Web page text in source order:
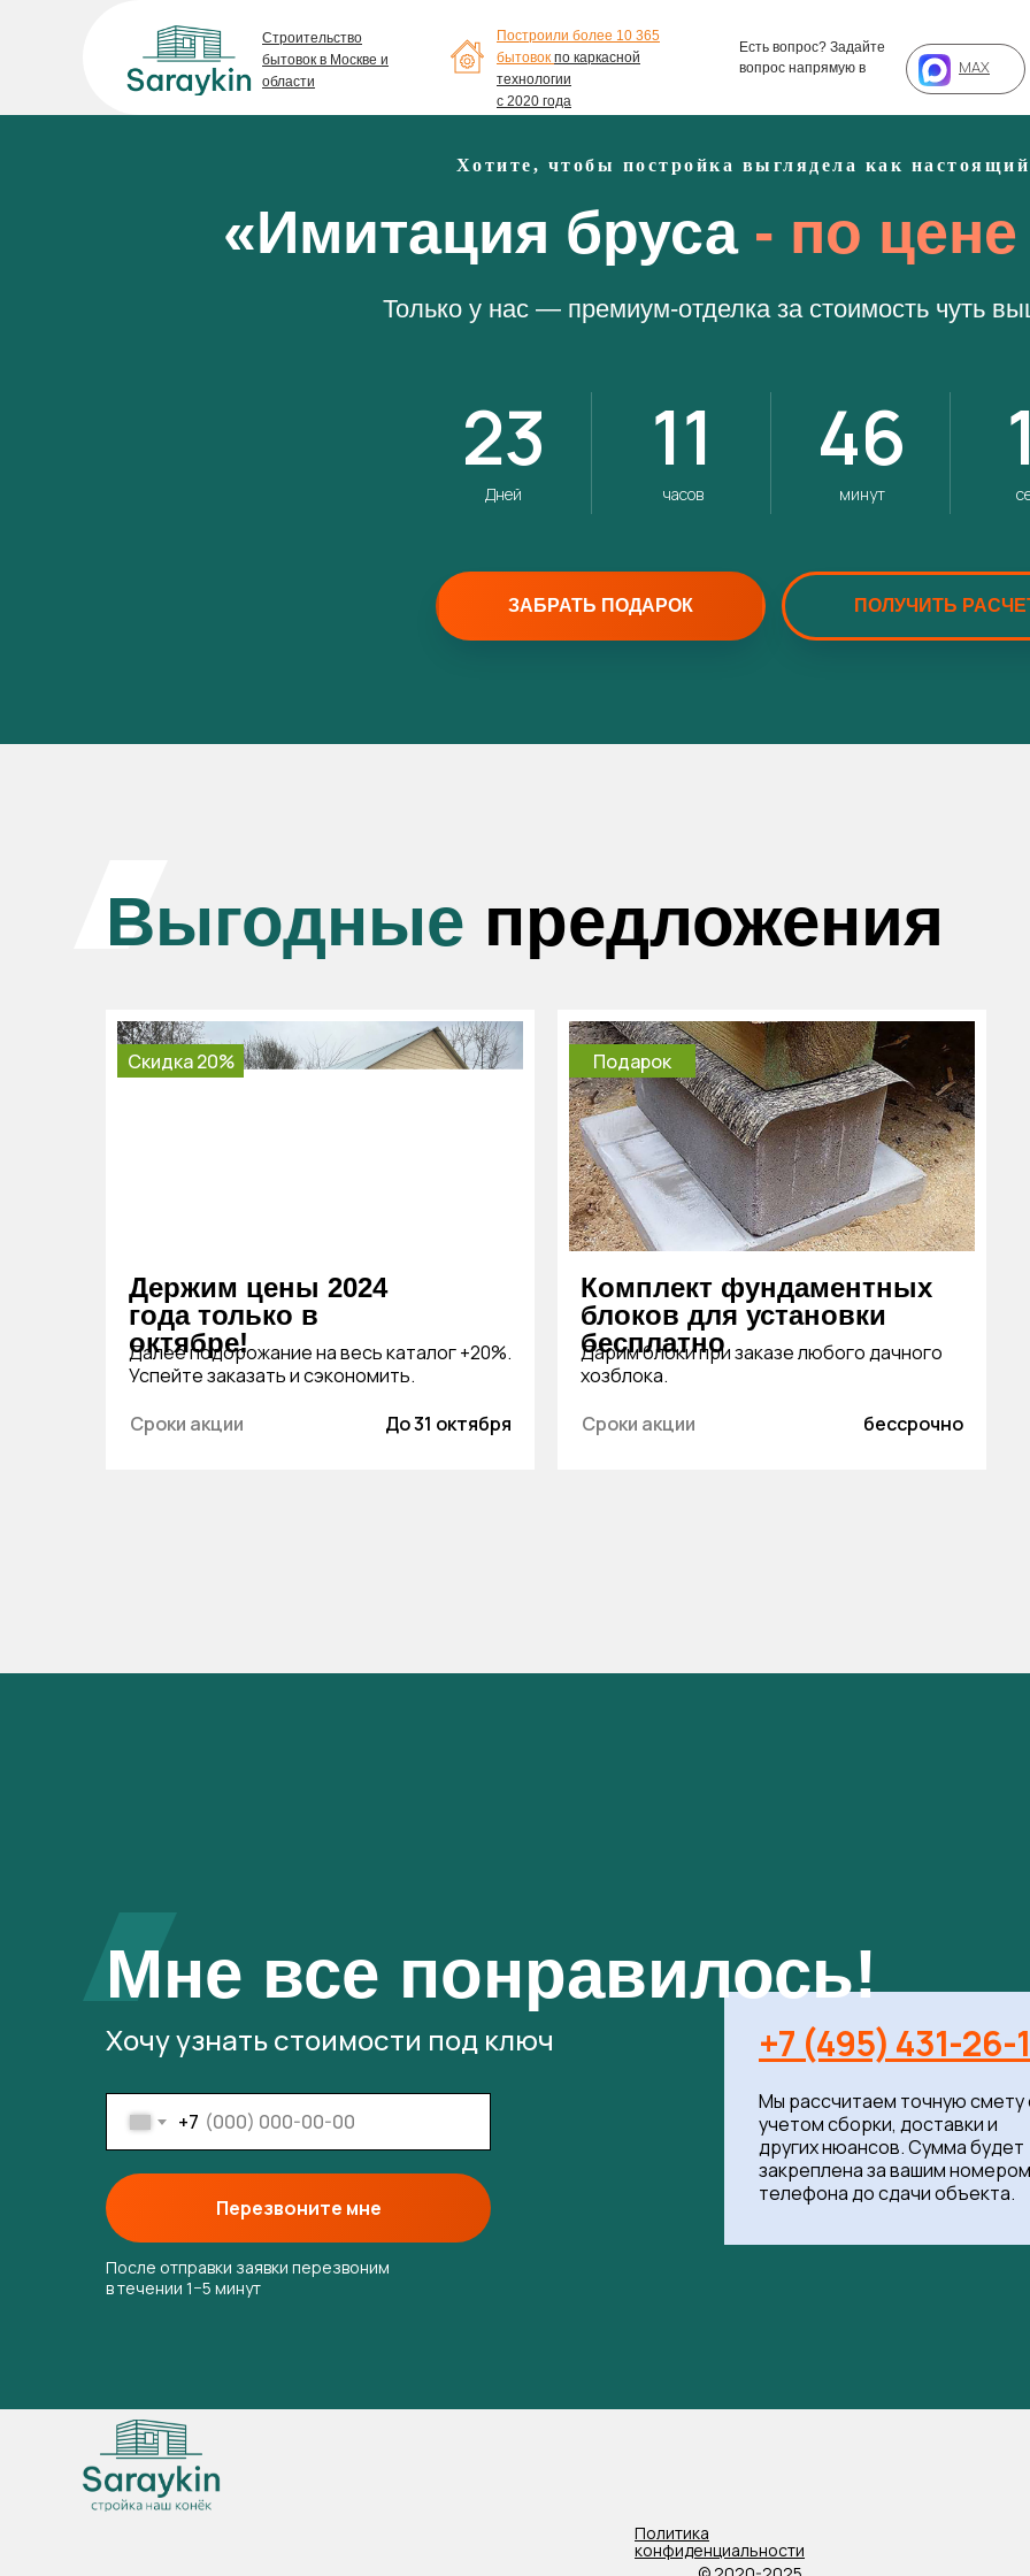
Строительство
бытовок в Москве и
области
Есть вопрос? Задайте
вопрос напрямую в
Построили более 10 365
бытовок по каркасной
технологии
с 2020 года
MAX
Хотите, чтобы постройка выглядела как
«Имитация бруса- по цене
Только у нас — премиум-отделка за стоимость чуть
23
Дней
11
часов
46
минут
ЗАБРАТЬ ПОДАРОК ПОЛУЧИТЬ
Выгодные предложения
Держим цены 2024
года только в
октябре!
Далее подорожание на весь каталог +20%.
Успейте заказать и сэкономить.
Сроки акции
До 31 октября
Скидка 20%
Комплект фундаментных
блоков для установки
бесплатно
Дарим блоки при заказе любого дачного
хозблока.
Сроки акции
бессрочно
Подарок
Мы рассчитаем точную смету
учетом сборки, доставки и
других нюансов. Сумма будет
закреплена за вашим номером
телефона до сдачи объекта.
+7 (495) 431-26-
Хочу узнать стоимости под ключ
После отправки заявки перезвоним
в течении 1−5 минут
Мне все понравилось!
+7
Перезвоните мне
Политика
конфиденциальности